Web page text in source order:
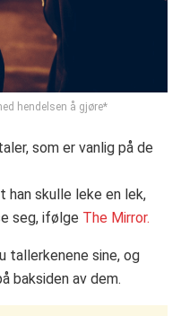
hendelsen å gjøre*
som er vanlig på de
skulle leke en lek,
seg, ifølge The Mirror.
tallerkenene sine, og
baksiden av dem.